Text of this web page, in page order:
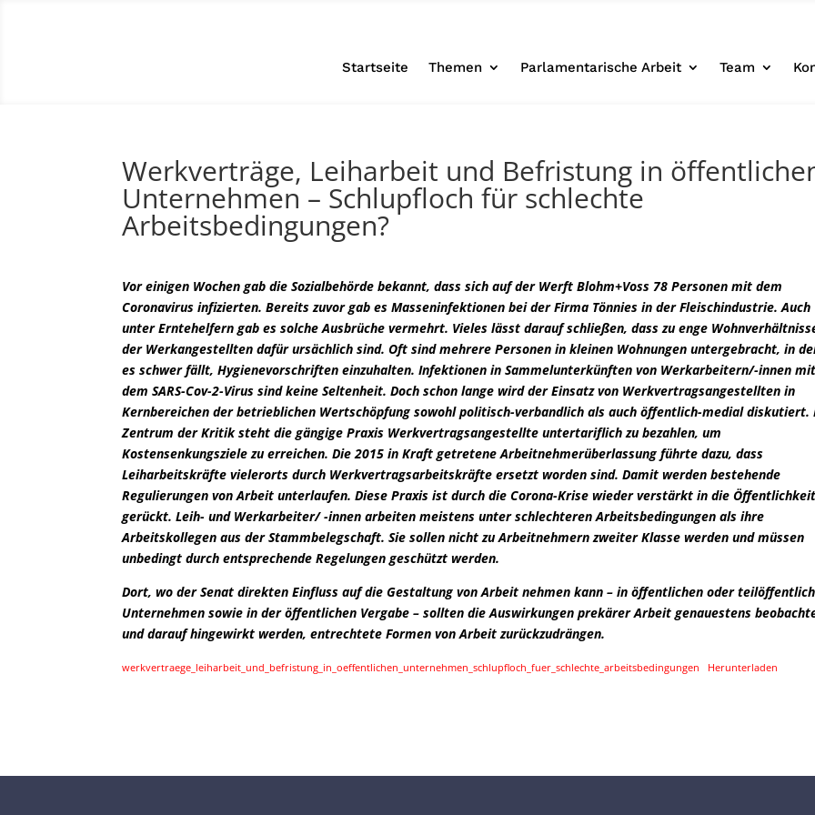
Startseite Themen Parlamentarische Arbeit Team
Werkverträge, Leiharbeit und Befristung in
Unternehmen – Schlupfloch für schlechte
Arbeitsbedingungen?
Vor einigen Wochen gab die Sozialbehörde bekannt, dass sich auf der Werft Blohm+Voss 78 Personen mit dem
Coronavirus infizierten. Bereits zuvor gab es Masseninfektionen bei der Firma Tönnies in der Fleischindustrie. Auch
unter Erntehelfern gab es solche Ausbrüche vermehrt. Vieles lässt darauf schließen, dass zu enge
der Werkangestellten dafür ursächlich sind. Oft sind mehrere Personen in kleinen Wohnungen untergebracht, in
es schwer fällt, Hygienevorschriften einzuhalten. Infektionen in Sammelunterkünften von Werkarbeitern/-innen mit
dem SARS-Cov-2-Virus sind keine Seltenheit. Doch schon lange wird der Einsatz von Werkvertragsangestellten in
Kernbereichen der betrieblichen Wertschöpfung sowohl politisch-verbandlich als auch öffentlich-medial diskutiert.
Zentrum der Kritik steht die gängige Praxis Werkvertragsangestellte untertariflich zu bezahlen, um
Kostensenkungsziele zu erreichen. Die 2015 in Kraft getretene Arbeitnehmerüberlassung führte dazu, dass
Leiharbeitskräfte vielerorts durch Werkvertragsarbeitskräfte ersetzt worden sind. Damit werden bestehende
Regulierungen von Arbeit unterlaufen. Diese Praxis ist durch die Corona-Krise wieder verstärkt in die Öffentlichkeit
gerückt. Leih- und Werkarbeiter/ -innen arbeiten meistens unter schlechteren Arbeitsbedingungen als ihre
Arbeitskollegen aus der Stammbelegschaft. Sie sollen nicht zu Arbeitnehmern zweiter Klasse werden und müssen
unbedingt durch entsprechende Regelungen geschützt werden.
Dort, wo der Senat direkten Einfluss auf die Gestaltung von Arbeit nehmen kann – in öffentlichen oder
Unternehmen sowie in der öffentlichen Vergabe – sollten die Auswirkungen prekärer Arbeit genauestens
und darauf hingewirkt werden, entrechtete Formen von Arbeit zurückzudrängen.
werkvertraege_leiharbeit_und_befristung_in_oeffentlichen_unternehmen_schlupfloch_fuer_schlechte_arbeitsbedingungen Herunterladen